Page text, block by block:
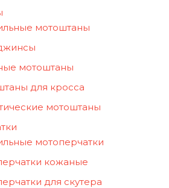
мотоштаны
мотоштаны
для кросса
мотоштаны
мотоперчатки
кожаные
для скутера